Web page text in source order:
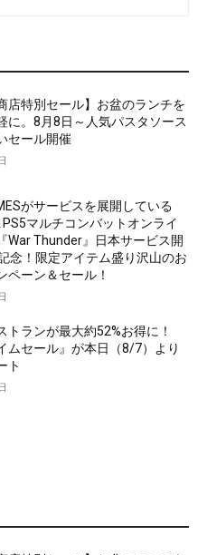
店特別セール】お盆のランチを
に。8月8日～人気パスタソース
セール開催
がサービスを展開している
マルチコンバットオンライ
War Thunder』日本サービス開
念！限定アイテム盛り沢山のお
ペーン＆セール！
トランが最大約52%お得に！
ムセール』が本日（8/7）より
ト